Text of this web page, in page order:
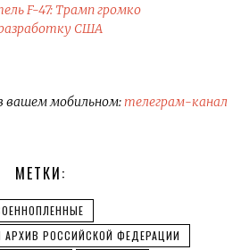
F-47: Трамп громко
США
вашем мобильном:телеграм-канал
МЕТКИ:
АРХИВ РОССИЙСКОЙ ФЕДЕРАЦИИ